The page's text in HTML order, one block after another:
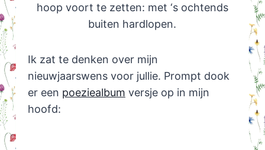
hoop voort te zetten: met ‘s ochtends
buiten hardlopen.
Ik zat te denken over mijn
nieuwjaarswens voor jullie. Prompt dook
er een poeziealbum versje op in mijn
hoofd: